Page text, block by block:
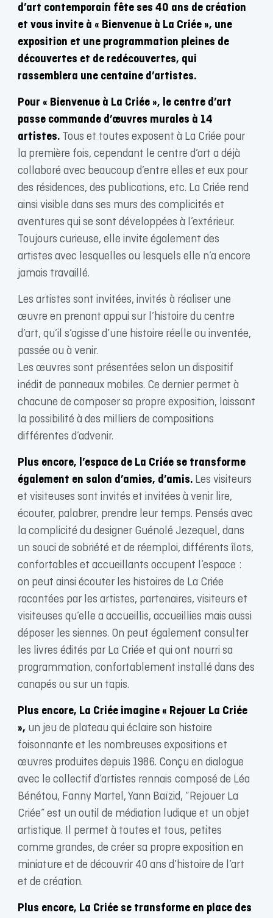
d’art contemporain fête ses 40 ans de création
et vous invite à « Bienvenue à La Criée », une
exposition et une programmation pleines de
découvertes et de redécouvertes, qui
rassemblera une centaine d’artistes.
Pour « Bienvenue à La Criée », le centre d’art
passe commande d’œuvres murales à 14
artistes.Tous et toutes exposent à La Criée pour
la première fois, cependant le centre d’art a déjà
collaboré avec beaucoup d’entre elles et eux pour
des résidences, des publications, etc. La Criée rend
ainsi visible dans ses murs des complicités et
aventures qui se sont développées à l’extérieur.
Toujours curieuse, elle invite également des
artistes avec lesquelles ou lesquels elle n’a encore
jamais travaillé.
Les artistes sont invitées, invités à réaliser une
œuvre en prenant appui sur l’histoire du centre
d’art, qu’il s’agisse d’une histoire réelle ou inventée,
passée ou à venir.
Les œuvres sont présentées selon un dispositif
inédit de panneaux mobiles. Ce dernier permet à
chacune de composer sa propre exposition, laissant
la possibilité à des milliers de compositions
différentes d’advenir.
Plus encore, l’espace de La Criée se transforme
également en salon d’amies, d’amis.Les visiteurs
et visiteuses sont invités et invitées à venir lire,
écouter, palabrer, prendre leur temps. Pensés avec
la complicité du designer Guénolé Jezequel, dans
un souci de sobriété et de réemploi, différents îlots,
confortables et accueillants occupent l’espace :
on peut ainsi écouter les histoires de La Criée
racontées par les artistes, partenaires, visiteurs et
visiteuses qu’elle a accueillis, accueillies mais aussi
déposer les siennes. On peut également consulter
les livres édités par La Criée et qui ont nourri sa
programmation, confortablement installé dans des
canapés ou sur un tapis.
Plus encore, La Criée imagine « Rejouer La Criée
», un jeu de plateau qui éclaire son histoire
foisonnante et les nombreuses expositions et
œuvres produites depuis 1986. Conçu en dialogue
avec le collectif d’artistes rennais composé de Léa
Bénétou, Fanny Martel, Yann Baïzid, “Rejouer La
Criée” est un outil de médiation ludique et un objet
artistique. Il permet à toutes et tous, petites
comme grandes, de créer sa propre exposition en
miniature et de découvrir 40 ans d’histoire de l’art
et de création.
Plus encore, La Criée se transforme en place des